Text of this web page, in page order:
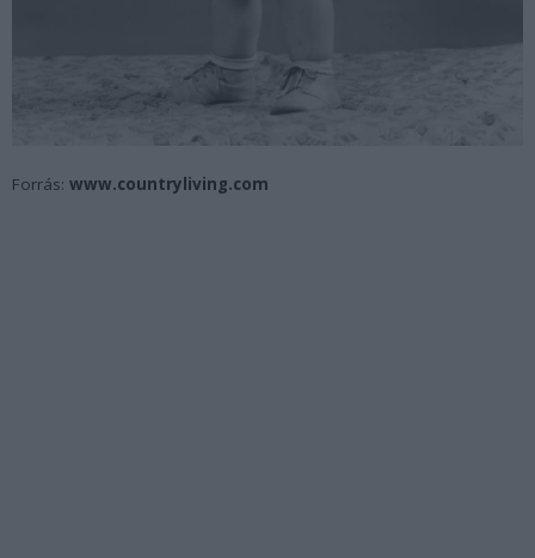
Forrás: www.countryliving.com